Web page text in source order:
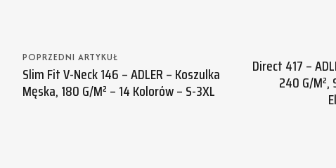
POPRZEDNI ARTYKUŁ
Slim Fit V-Neck 146 – ADLER – Koszulka
Męska, 180 G/m² – 14 Kolorów – S-3XL
Direct 417 –
240 G/